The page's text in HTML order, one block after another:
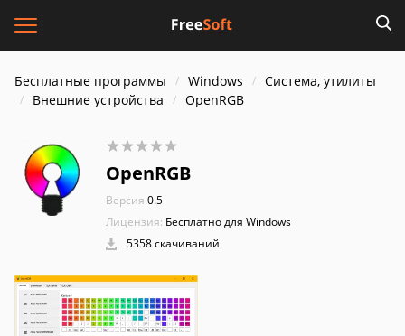
Бесплатные программы Windows
Система, утилиты
Внешние устройства
OpenRGB
OpenRGB
Версия:0.5
Лицензия: Бесплатно для Windows
5358 скачиваний